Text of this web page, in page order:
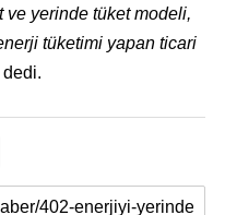
yerinde tüket modeli,
tüketimi yapan ticari
dedi.
m